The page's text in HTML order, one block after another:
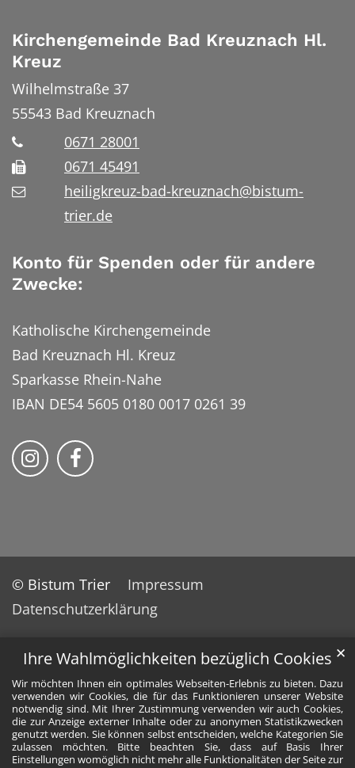
Ihre Wahlmöglichkeiten bezüglich Cookies
Wir möchten Ihnen ein optimales Webseiten-Erlebnis zu bieten. Dazu
verwenden wir Cookies, die für das Funktionieren unserer Website
notwendig sind. Mit Ihrer Zustimmung verwenden wir auch Cookies,
die zur Anzeige externer Inhalte oder zu anonymen Statistikzwecken
genutzt werden. Sie können selbst entscheiden, welche Kategorien Sie
zulassen möchten. Bitte beachten Sie, dass auf Basis Ihrer
Einstellungen womöglich nicht mehr alle Funktionalitäten der Seite zur
✕
Kirchengemeinde Bad Kreuznach Hl.
Kreuz
Wilhelmstraße 37
55543 Bad Kreuznach
0671 28001
0671 45491
heiligkreuz-bad-kreuznach@bistum-
trier.de
Konto für Spenden oder für andere
Zwecke:
Katholische Kirchengemeinde
Bad Kreuznach Hl. Kreuz
Sparkasse Rhein-Nahe
IBAN DE54 5605 0180 0017 0261 39
Bistum Trier auf Instragram
Bistum Trier auf Facebook
© Bistum Trier
Impressum
Datenschutzerklärung